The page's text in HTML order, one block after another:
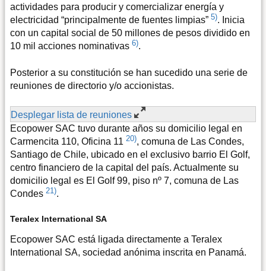
actividades para producir y comercializar energía y
electricidad “principalmente de fuentes limpias” 5). Inicia
con un capital social de 50 millones de pesos dividido en
10 mil acciones nominativas 6).
Posterior a su constitución se han sucedido una serie de
reuniones de directorio y/o accionistas.
Desplegar lista de reuniones
Ecopower SAC tuvo durante años su domicilio legal en
Carmencita 110, Oficina 11 20), comuna de Las Condes,
Santiago de Chile, ubicado en el exclusivo barrio El Golf,
centro financiero de la capital del país. Actualmente su
domicilio legal es El Golf 99, piso nº 7, comuna de Las
Condes 21).
Teralex International SA
Ecopower SAC está ligada directamente a Teralex
International SA, sociedad anónima inscrita en Panamá.